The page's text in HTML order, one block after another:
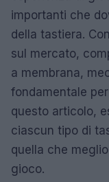
importanti che
della tastiera.
sul mercato,
a membrana,
fondamentale
questo articolo,
ciascun tipo di
quella che
gioco.